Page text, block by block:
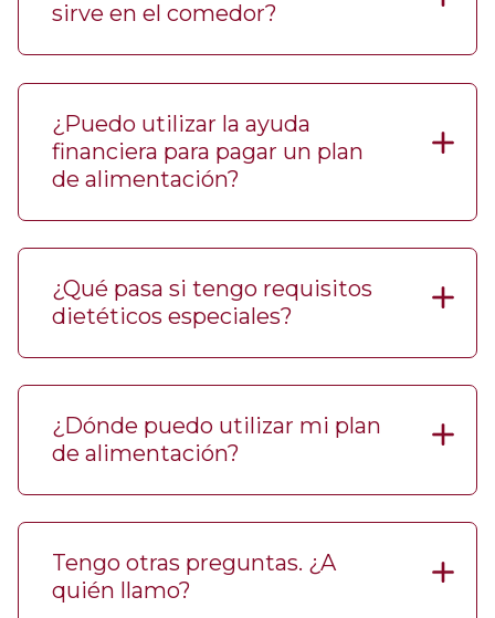
sirve en el comedor?
¿Puedo utilizar la ayuda
financiera para pagar un plan
de alimentación?
¿Qué pasa si tengo requisitos
dietéticos especiales?
¿Dónde puedo utilizar mi plan
de alimentación?
Tengo otras preguntas. ¿A
quién llamo?